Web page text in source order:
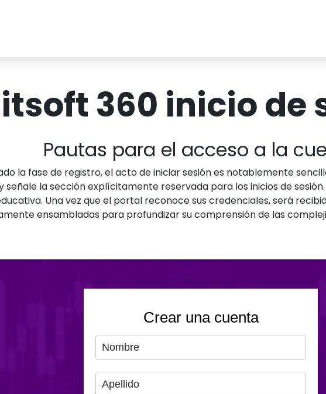
360 inicio de
Pautas para el acceso a la
la fase de registro, el acto de iniciar sesión es notablemente
señale la sección explícitamente reservada para los inicios de
Una vez que el portal reconoce sus credenciales, será
ensambladas para profundizar su comprensión de las